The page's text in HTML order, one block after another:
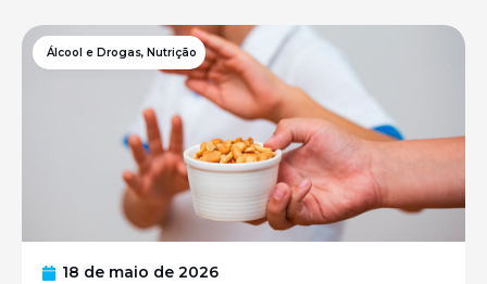
Álcool e Drogas, Nutrição
18 de maio de 2026